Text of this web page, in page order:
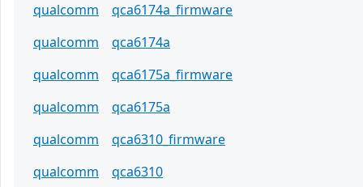
qualcomm
qca6174a_firmware
qualcomm
qca6174a
qualcomm
qca6175a_firmware
qualcomm
qca6175a
qualcomm
qca6310_firmware
qualcomm
qca6310